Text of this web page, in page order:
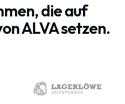
die auf
ALVA setzen.